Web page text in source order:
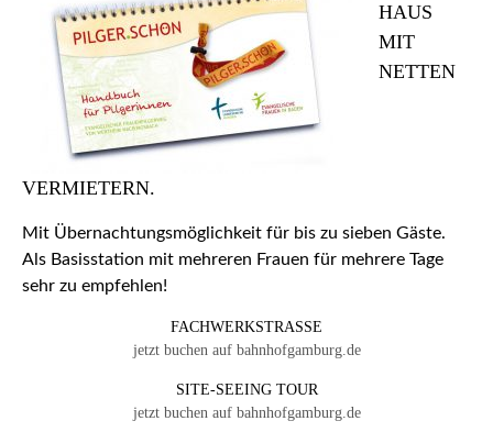
HAUS
MIT
NETTEN
VERMIETERN.
Mit Übernachtungsmöglichkeit für bis zu sieben Gäste.
Als Basisstation mit mehreren Frauen für mehrere Tage
sehr zu empfehlen!
FACHWERKSTRASSE
jetzt buchen auf bahnhofgamburg.de
SITE-SEEING TOUR
jetzt buchen auf bahnhofgamburg.de